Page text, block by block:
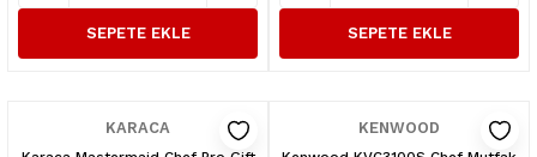
SEPETE EKLE SEPETE EKLE
KARACA KENWOOD